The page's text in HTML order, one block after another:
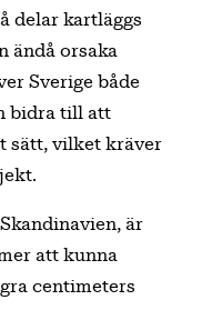
delar kartläggs
ändå orsaka
Sverige både
bidra till att
sätt, vilket kräver
är
att kunna
centimeters